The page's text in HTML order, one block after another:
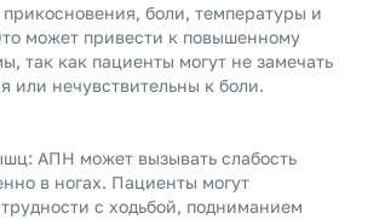
боли, температуры и
может привести к повышенному
так как пациенты могут не замечать
или нечувствительны к боли.
АПН может вызывать слабость
в ногах. Пациенты могут
с ходьбой, подниманием